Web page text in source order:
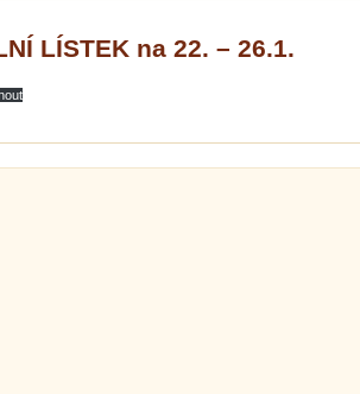
LÍSTEK na 22. – 26.1.